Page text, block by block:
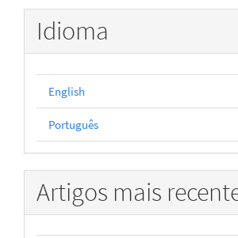
Idioma
English
Português
Artigos mais